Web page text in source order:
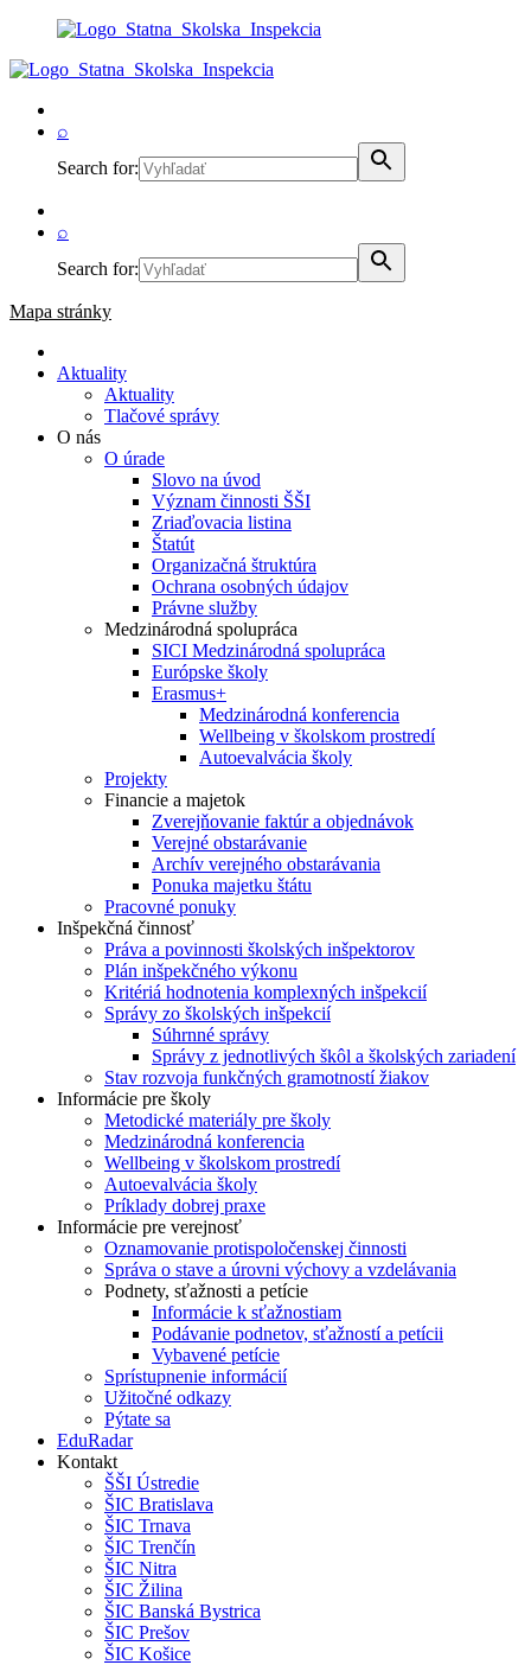
⌕
Search for:
⌕
Search for:
Mapa stránky
Aktuality
Aktuality
Tlačové správy
O nás
O úrade
Slovo na úvod
Význam činnosti ŠŠI
Zriaďovacia listina
Štatút
Organizačná štruktúra
Ochrana osobných údajov
Právne služby
Medzinárodná spolupráca
SICI Medzinárodná spolupráca
Európske školy
Erasmus+
Medzinárodná konferencia
Wellbeing v školskom prostredí
Autoevalvácia školy
Projekty
Financie a majetok
Zverejňovanie faktúr a objednávok
Verejné obstarávanie
Archív verejného obstarávania
Ponuka majetku štátu
Pracovné ponuky
Inšpekčná činnosť
Práva a povinnosti školských inšpektorov
Plán inšpekčného výkonu
Kritériá hodnotenia komplexných inšpekcií
Správy zo školských inšpekcií
Súhrnné správy
Správy z jednotlivých škôl a školských zariadení
Stav rozvoja funkčných gramotností žiakov
Informácie pre školy
Metodické materiály pre školy
Medzinárodná konferencia
Wellbeing v školskom prostredí
Autoevalvácia školy
Príklady dobrej praxe
Informácie pre verejnosť
Oznamovanie protispoločenskej činnosti
Správa o stave a úrovni výchovy a vzdelávania
Podnety, sťažnosti a petície
Informácie k sťažnostiam
Podávanie podnetov, sťažností a petícii
Vybavené petície
Sprístupnenie informácií
Užitočné odkazy
Pýtate sa
EduRadar
Kontakt
ŠŠI Ústredie
ŠIC Bratislava
ŠIC Trnava
ŠIC Trenčín
ŠIC Nitra
ŠIC Žilina
ŠIC Banská Bystrica
ŠIC Prešov
ŠIC Košice